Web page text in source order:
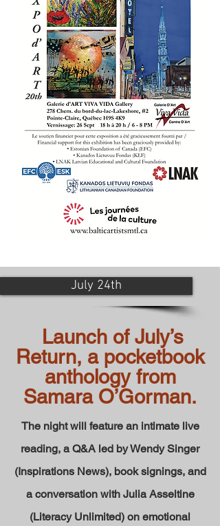
July 24th
Launch of July’s
Return, a pocketbook
anthology from
Samara O’Gorman.
The night will feature an intimate live
reading, a Q&A led by Wendy Singer
(Inspirations News), book signings, and
a conversation with Julia Asseltine
(Literacy Unlimited) on emotional